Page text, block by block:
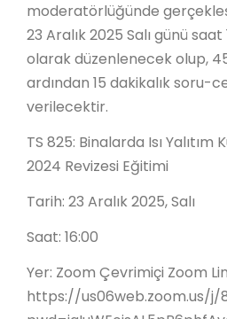
moderatörlüğünde
23 Aralık 2025 Salı günü
olarak düzenlenecek olup,
ardından 15 dakikalık soru-
verilecektir.
TS 825: Binalarda Isı Yalıtım
2024 Revizesi Eğitimi
Tarih: 23 Aralık 2025, Salı
Saat: 16:00
Yer: Zoom Çevrimiçi Zoom
https://us06web.zoom.us/j/